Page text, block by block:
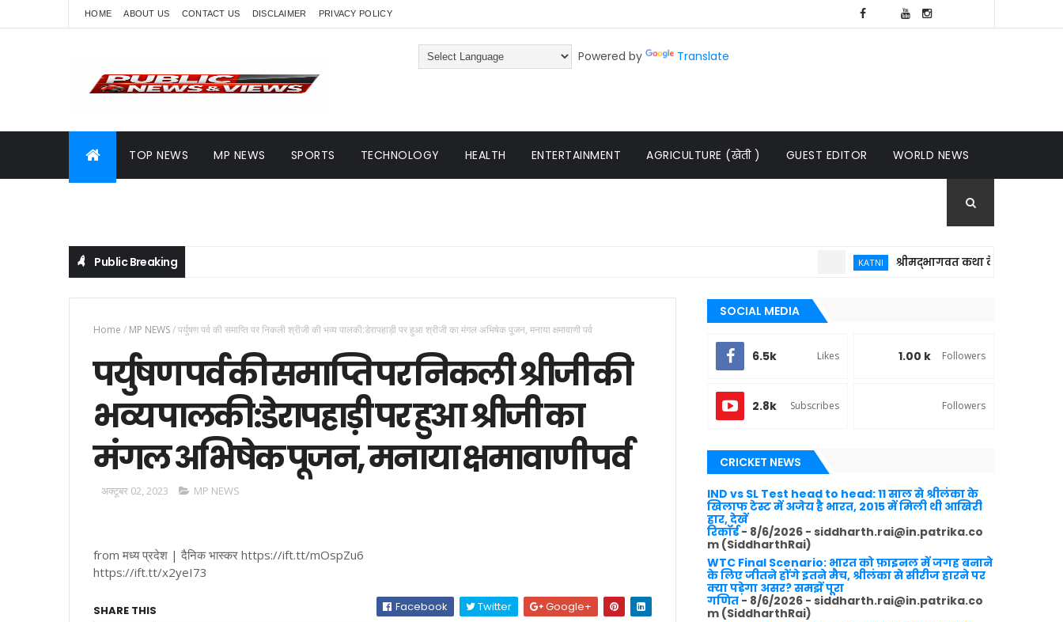
HOME ABOUT US CONTACT US DISCLAIMER PRIVACY POLICY
Powered by Translate
TOP NEWS MP NEWS SPORTS TECHNOLOGY HEALTH ENTERTAINMENT AGRICULTURE (खेती ) GUEST EDITOR WORLD NEWS
Public Breaking श्रीमद्भागवत कथा केवल धार्मिक आयोजन
Home / MP NEWS/पर्युषण पर्व की समाप्ति पर निकली श्रीजी की भव्य पालकी:डेरापहाड़ी पर हुआ श्रीजी का मंगल अभिषेक पूजन, मनाया क्षमावाणी पर्व
पर्युषण पर्व की समाप्ति पर निकली श्रीजी की
भव्य पालकी:डेरापहाड़ी पर हुआ श्रीजी का
मंगल अभिषेक पूजन, मनाया क्षमावाणी पर्व
अक्टूबर 02, 2023 MP NEWS
from मध्य प्रदेश | दैनिक भास्कर https://ift.tt/mOspZu6
https://ift.tt/x2yeI73
SHARE THIS Facebook Twitter Google+
SOCIAL MEDIA
6.5k Likes 1.00 k Followers
2.8k Subscribes Followers
CRICKET NEWS
IND vs SL Test head to head: 11 साल से श्रीलंका के
खिलाफ टेस्ट में अजेय है भारत, 2015 में मिली थी आखिरी
हार, देखें
रिकॉर्ड- 8/6/2026 - siddharth.rai@in.patrika.co
m (SiddharthRai)
WTC Final Scenario: भारत को फ़ाइनल में जगह बनाने
के लिए जीतने होंगे इतने मैच, श्रीलंका से सीरीज हारने पर
क्या पड़ेगा असर? समझें पूरा
गणित- 8/6/2026 - siddharth.rai@in.patrika.co
m (SiddharthRai)